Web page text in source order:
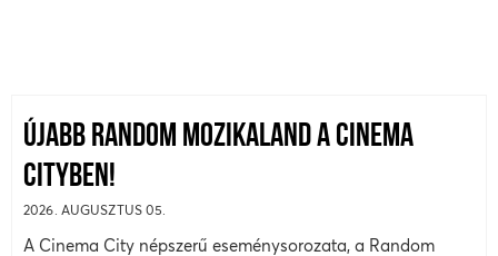
ÚJABB RANDOM MOZIKALAND A CINEMA
CITYBEN!
2026. AUGUSZTUS 05.
A Cinema City népszerű eseménysorozata, a Random